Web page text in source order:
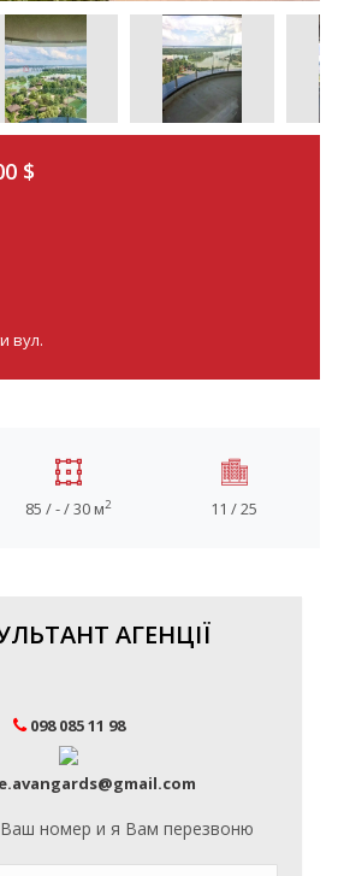
$
вул.
85 / - / 30 м2 11 / 25
АГЕНЦІЇ
098 085 11 98
номер и я Вам перезвоню